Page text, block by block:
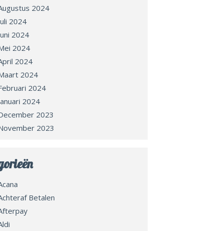
2024
2024
2024
2024
2024
2024
2024
2024
2023
2023
Betalen